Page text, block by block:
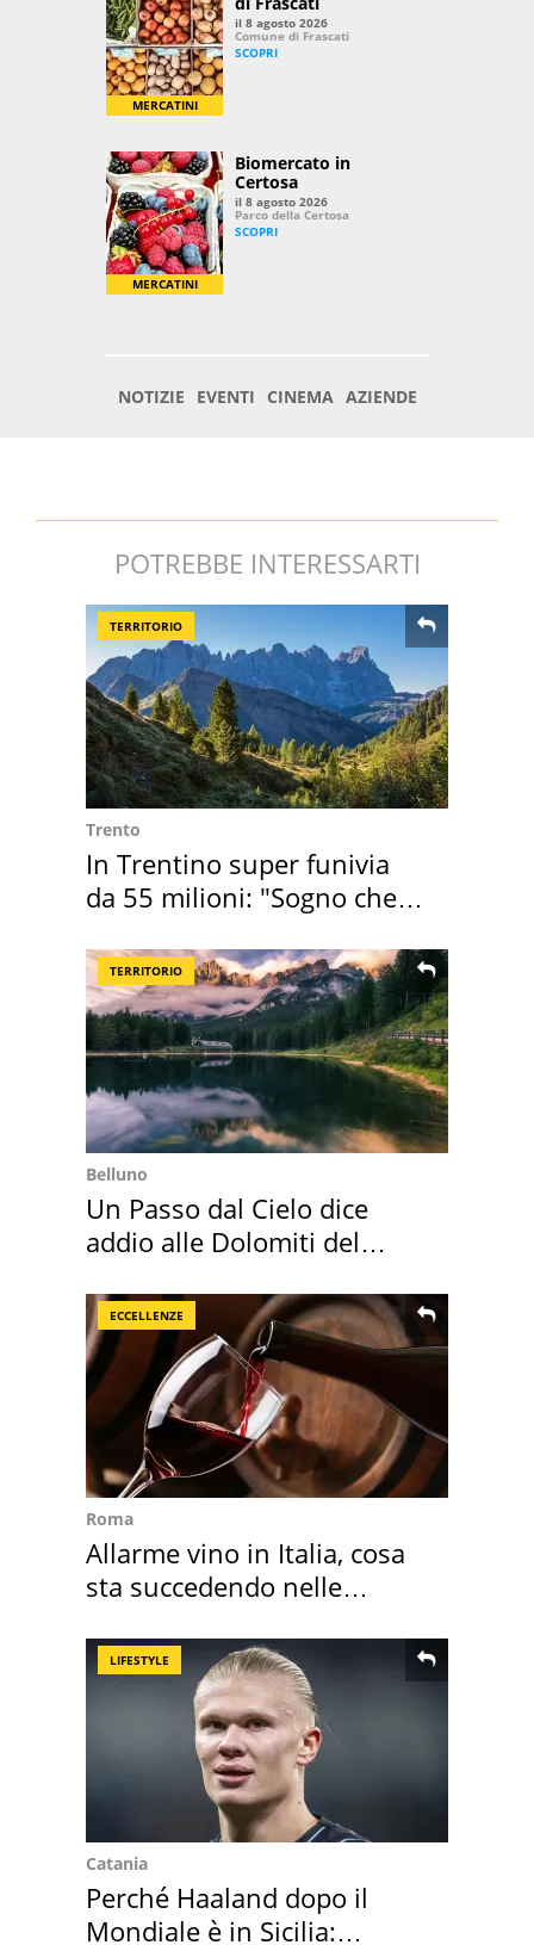
POTREBBE INTERESSARTI
TERRITORIO
Trento
In Trentino super funivia
da 55 milioni: "Sogno che si
TERRITORIO
Belluno
Un Passo dal Cielo dice
addio alle Dolomiti del
ECCELLENZE
Roma
Allarme vino in Italia, cosa
sta succedendo nelle
LIFESTYLE
Catania
Perché Haaland dopo il
Mondiale è in Sicilia: